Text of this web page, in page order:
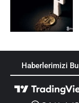
Haberlerimizi